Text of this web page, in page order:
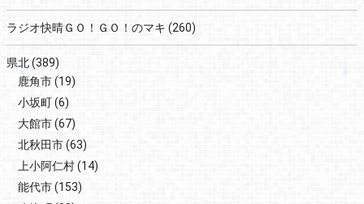
ラジオ快晴ＧＯ！ＧＯ！のマキ (260)
県北(389)
鹿角市(19)
小坂町(6)
大館市(67)
北秋田市(63)
上小阿仁村(14)
能代市(153)